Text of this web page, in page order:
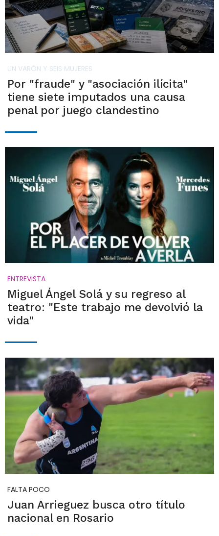
UN VARÓN Y SEIS MUJERES
Por "fraude" y "asociación ilícita"
tiene siete imputados una causa
penal por juego clandestino
ENTREVISTA
Miguel Ángel Solá y su regreso al
teatro: "Este trabajo me devolvió la
vida"
FALTA POCO
Juan Arrieguez busca otro título
nacional en Rosario